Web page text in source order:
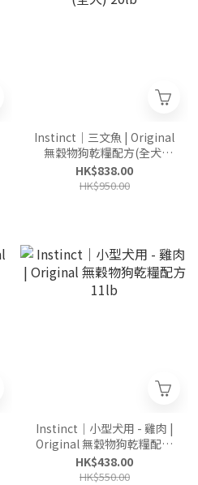
Instinct｜三文魚 | Original
無穀物狗乾糧配方(全犬)
20lb
HK$838.00
HK$950.00
Instinct｜小型犬用 - 雞肉 |
Original 無穀物狗乾糧配方
11lb
HK$438.00
HK$550.00